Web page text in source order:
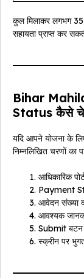
कुल मिलाकर लगभग
सहायता प्राप्त कर
Bihar
Status कैसे
यदि आपने योजना के
निम्नलिखित चरणों का
आधिकारिक
Payment
आवेदन संख्या
आवश्यक
Submit बटन
स्क्रीन पर